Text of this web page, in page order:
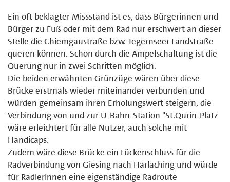
Ein oft beklagter Missstand ist es, dass Bürgerinnen und
Bürger zu Fuß oder mit dem Rad nur erschwert an dieser
Stelle die Chiemgaustraße bzw. Tegernseer Landstraße
queren können. Schon durch die Ampelschaltung ist die
Querung nur in zwei Schritten möglich.
Die beiden erwähnten Grünzüge wären über diese
Brücke erstmals wieder miteinander verbunden und
würden gemeinsam ihren Erholungswert steigern, die
Verbindung von und zur U-Bahn-Station "St.Qurin-Platz
wäre erleichtert für alle Nutzer, auch solche mit
Handicaps.
Zudem wäre diese Brücke ein Lückenschluss für die
Radverbindung von Giesing nach Harlaching und würde
für RadlerInnen eine eigenständige Radroute